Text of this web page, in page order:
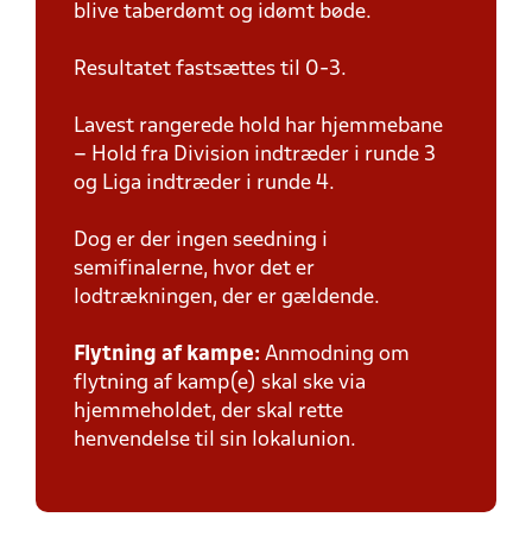
blive taberdømt og idømt bøde.
Resultatet fastsættes til 0-3.
Lavest rangerede hold har hjemmebane
– Hold fra Division indtræder i runde 3
og Liga indtræder i runde 4.
Dog er der ingen seedning i
semifinalerne, hvor det er
lodtrækningen, der er gældende.
Flytning af kampe: Anmodning om
flytning af kamp(e) skal ske via
hjemmeholdet, der skal rette
henvendelse til sin lokalunion.